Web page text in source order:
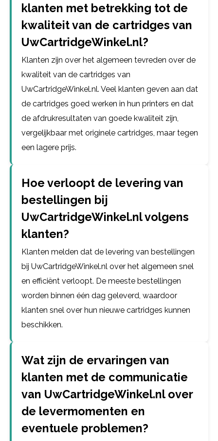
klanten met betrekking tot de
kwaliteit van de cartridges van
UwCartridgeWinkel.nl?
Klanten zijn over het algemeen tevreden over de
kwaliteit van de cartridges van
UwCartridgeWinkel.nl. Veel klanten geven aan dat
de cartridges goed werken in hun printers en dat
de afdrukresultaten van goede kwaliteit zijn,
vergelijkbaar met originele cartridges, maar tegen
een lagere prijs.
Hoe verloopt de levering van
bestellingen bij
UwCartridgeWinkel.nl volgens
klanten?
Klanten melden dat de levering van bestellingen
bij UwCartridgeWinkel.nl over het algemeen snel
en efficiënt verloopt. De meeste bestellingen
worden binnen één dag geleverd, waardoor
klanten snel over hun nieuwe cartridges kunnen
beschikken.
Wat zijn de ervaringen van
klanten met de communicatie
van UwCartridgeWinkel.nl over
de levermomenten en
eventuele problemen?